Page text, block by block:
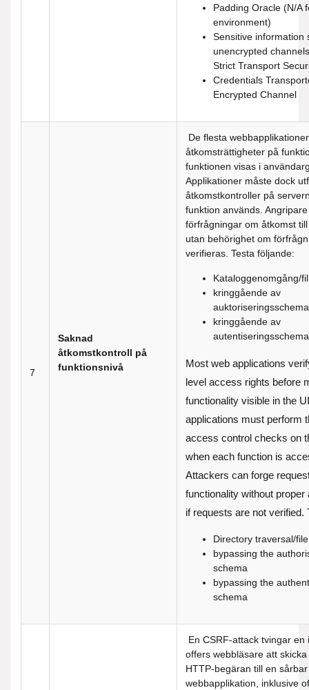
Padding Oracle (N/A
environment)
Sensitive information
unencrypted
Strict Transport
Credentials
Encrypted Channel
7
Saknad
åtkomstkontroll på
funktionsnivå
De flesta
åtkomsträttigheter på
funktionen visas i
Applikationer måste dock
åtkomstkontroller på
funktion används.
förfrågningar om åtkomst
utan behörighet om
verifieras. Testa följande:
Kataloggenomgång/
kringgående av
kringgående av
Most web applications
level access rights before
functionality visible in the
applications must perform
access control checks on
when each function is
Attackers can forge
functionality without proper
if requests are not verified.
Directory traversal/
bypassing the
schema
bypassing the
schema
En CSRF-attack tvingar en
offers webbläsare att
HTTP-begäran till en sårbar
webbapplikation, inklusive